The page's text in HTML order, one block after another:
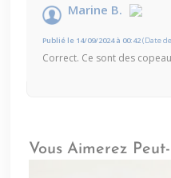
Marine B.
Publié le 14/09/2024 à 00:42(Date
Correct. Ce sont des
Vous Aimerez